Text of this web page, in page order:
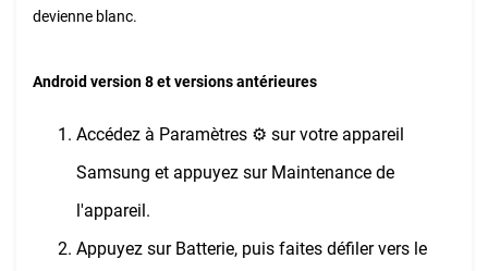
devienne blanc.
Android version 8 et versions antérieures
Accédez à Paramètres ⚙︎ sur votre appareil
Samsung et appuyez sur Maintenance de
l'appareil.
Appuyez sur Batterie, puis faites défiler vers le